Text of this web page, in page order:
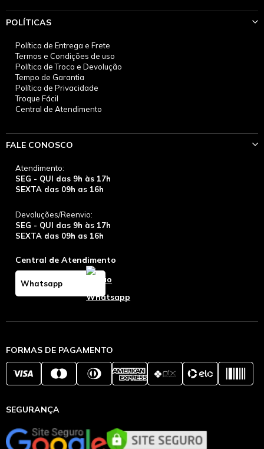
POLÍTICAS
Política de Entrega e Frete
Termos e Condições de uso
Política de Troca e Devolução
Tempo de Garantia
Política de Privacidade
Troque Fácil
Central de Atendimento
FALE CONOSCO
Atendimento:
SEG - QUI das 9h às 17h
SEXTA das 09h as 16h
Devoluções/Reenvio:
SEG - QUI das 9h às 17h
SEXTA das 09h as 16h
Central de Atendimento
Whatsapp
FORMAS DE PAGAMENTO
SEGURANÇA